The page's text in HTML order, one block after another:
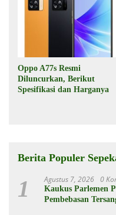
Oppo A77s Resmi
Diluncurkan, Berikut
Spesifikasi dan Harganya
Berita Populer
1 Agustus 7, 2026 0
Kaukus Parlemen
Pembebasan